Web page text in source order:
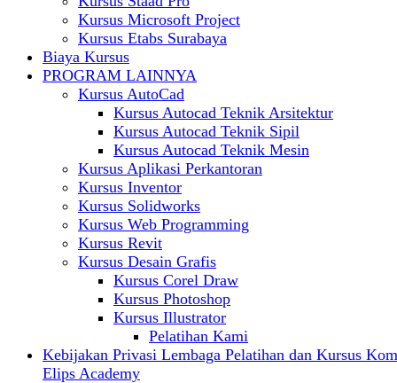
Kursus Microsoft Project
Kursus Etabs Surabaya
Biaya Kursus
PROGRAM LAINNYA
Kursus AutoCad
Kursus Autocad Teknik Arsitektur
Kursus Autocad Teknik Sipil
Kursus Autocad Teknik Mesin
Kursus Aplikasi Perkantoran
Kursus Inventor
Kursus Solidworks
Kursus Web Programming
Kursus Revit
Kursus Desain Grafis
Kursus Corel Draw
Kursus Photoshop
Kursus Illustrator
Pelatihan Kami
Kebijakan Privasi Lembaga Pelatihan dan Kursus
Elips Academy